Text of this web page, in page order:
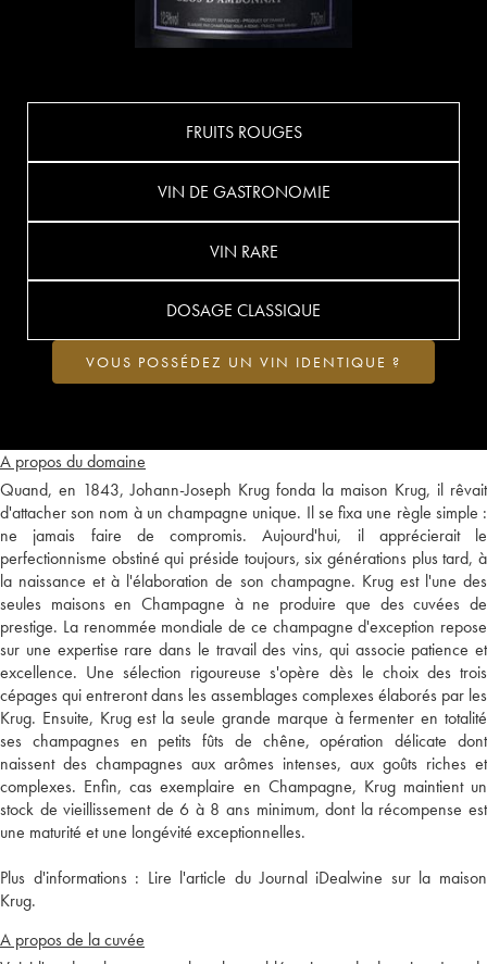
A propos du domaine
Quand, en 1843, Johann-Joseph Krug fonda la maison Krug, il rêvait
d'attacher son nom à un champagne unique. Il se fixa une règle simple :
ne jamais faire de compromis. Aujourd'hui, il apprécierait le
perfectionnisme obstiné qui préside toujours, six générations plus tard, à
la naissance et à l'élaboration de son champagne. Krug est l'une des
seules maisons en Champagne à ne produire que des cuvées de
prestige. La renommée mondiale de ce champagne d'exception repose
sur une expertise rare dans le travail des vins, qui associe patience et
excellence. Une sélection rigoureuse s'opère dès le choix des trois
cépages qui entreront dans les assemblages complexes élaborés par les
Krug. Ensuite, Krug est la seule grande marque à fermenter en totalité
ses champagnes en petits fûts de chêne, opération délicate dont
naissent des champagnes aux arômes intenses, aux goûts riches et
complexes. Enfin, cas exemplaire en Champagne, Krug maintient un
stock de vieillissement de 6 à 8 ans minimum, dont la récompense est
une maturité et une longévité exceptionnelles.
Plus d'informations : Lire l'article du Journal iDealwine sur la maison
Krug.
A propos de la cuvée
FRUITS ROUGES
VIN DE GASTRONOMIE
VIN RARE
DOSAGE CLASSIQUE
VOUS POSSÉDEZ UN VIN IDENTIQUE ?